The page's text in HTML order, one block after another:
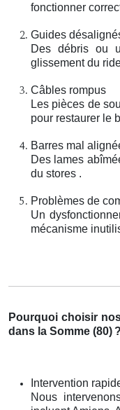
fonctionner
Guides
Des débris ou
glissement du
Câbles rompus
Les pièces de
pour restaurer le
Barres mal
Des lames
du stores .
Problèmes de
Un
mécanisme
Pourquoi choisir
dans la Somme (80) ?
Intervention
Nous